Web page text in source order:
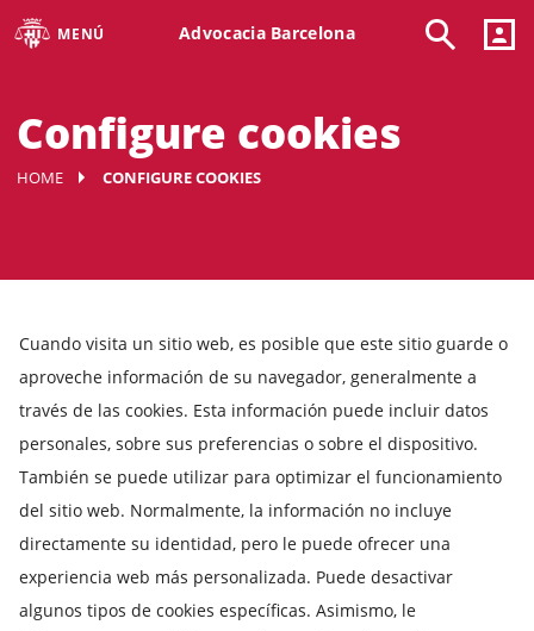
MENÚ Advocacia Barcelona
Configure cookies
HOME CONFIGURE COOKIES
Cuando visita un sitio web, es posible que este sitio guarde o
aproveche información de su navegador, generalmente a
través de las cookies. Esta información puede incluir datos
personales, sobre sus preferencias o sobre el dispositivo.
También se puede utilizar para optimizar el funcionamiento
del sitio web. Normalmente, la información no incluye
directamente su identidad, pero le puede ofrecer una
experiencia web más personalizada. Puede desactivar
algunos tipos de cookies específicas. Asimismo, le